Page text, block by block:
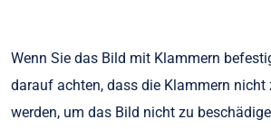
Wenn Sie das Bild mit Klammern
darauf achten, dass die Klammern nicht
werden, um das Bild nicht zu